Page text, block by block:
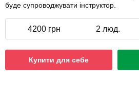
буде супроводжувати інструктор.
4200 грн 2 люд.
Купити для себе